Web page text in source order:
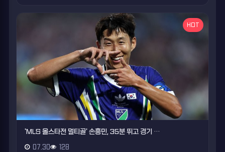
HOT
'MLS 올스타전 멀티골' 손흥민, 35분 뛰고 경기 …
07.30 128